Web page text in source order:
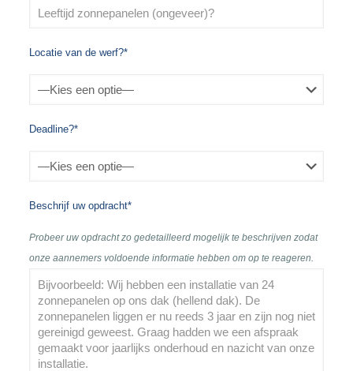
Locatie van de werf?*
Deadline?*
Beschrijf uw opdracht*
Probeer uw opdracht zo gedetailleerd mogelijk te beschrijven zodat
onze aannemers voldoende informatie hebben om op te reageren.